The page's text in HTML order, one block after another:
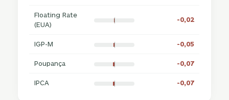
Floating Rate
(EUA)
-0,02
IGP-M -0,05
Poupança -0,07
IPCA -0,07